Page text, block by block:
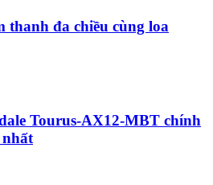
thanh đa chiều cùng loa
Tourus-AX12-MBT chính
nhất